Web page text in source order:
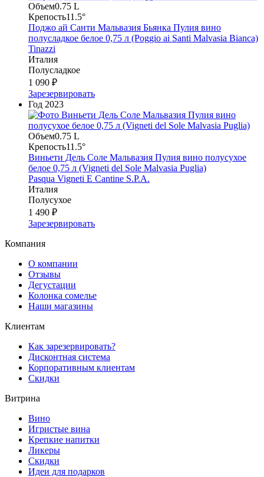
Объем0.75 L
Крепость11.5°
Поджо ай Санти Мальвазия Бьянка Пулия вино
полусладкое белое 0,75 л (Poggio ai Santi Malvasia Bianca)
Tinazzi
Италия
Полусладкое
1 090 ₽
Зарезервировать
Год 2023
Объем0.75 L
Крепость11.5°
Виньети Дель Соле Мальвазия Пулия вино полусухое
белое 0,75 л (Vigneti del Sole Malvasia Puglia)
Pasqua Vigneti E Cantine S.P.A.
Италия
Полусухое
1 490 ₽
Зарезервировать
Компания
О компании
Отзывы
Дегустации
Колонка сомелье
Наши магазины
Клиентам
Как зарезервировать?
Дисконтная система
Корпоративным клиентам
Скидки
Витрина
Вино
Игристые вина
Крепкие напитки
Ликеры
Скидки
Идеи для подарков